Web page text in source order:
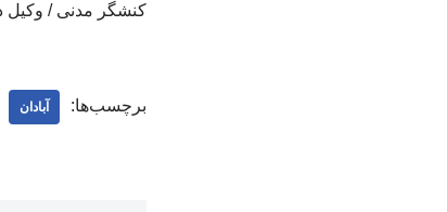
کنشگر مدنی / وکیل
برچسب‌ها: آبادان